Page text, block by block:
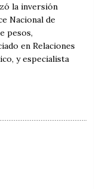
la inversión
Nacional de
pesos,
en Relaciones
y especialista